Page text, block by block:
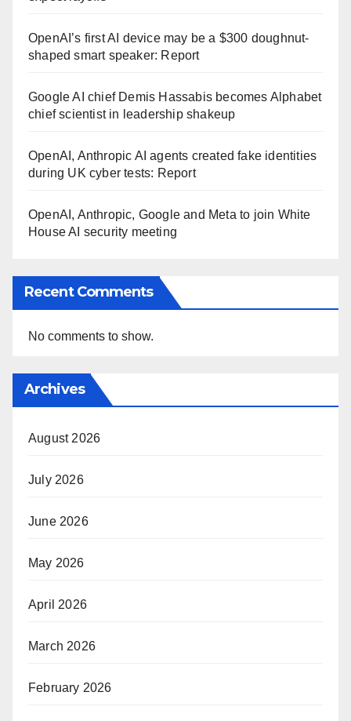
OpenAI’s first AI device may be a $300 doughnut-
shaped smart speaker: Report
Google AI chief Demis Hassabis becomes Alphabet
chief scientist in leadership shakeup
OpenAI, Anthropic AI agents created fake identities
during UK cyber tests: Report
OpenAI, Anthropic, Google and Meta to join White
House AI security meeting
Recent Comments
No comments to show.
Archives
August 2026
July 2026
June 2026
May 2026
April 2026
March 2026
February 2026